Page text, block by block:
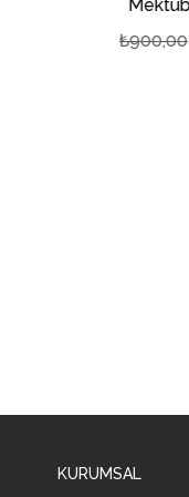
₺900,00
KURUMSAL